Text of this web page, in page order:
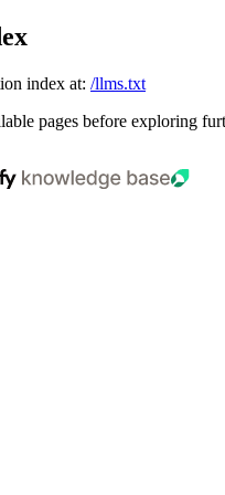
index at: /llms.txt
pages before exploring